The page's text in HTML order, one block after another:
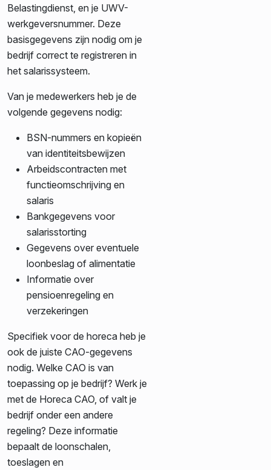
Belastingdienst, en je UWV-
werkgeversnummer. Deze
basisgegevens zijn nodig om je
bedrijf correct te registreren in
het salarissysteem.
Van je medewerkers heb je de
volgende gegevens nodig:
BSN-nummers en kopieën
van identiteitsbewijzen
Arbeidscontracten met
functieomschrijving en
salaris
Bankgegevens voor
salarisstorting
Gegevens over eventuele
loonbeslag of alimentatie
Informatie over
pensioenregeling en
verzekeringen
Specifiek voor de horeca heb je
ook de juiste CAO-gegevens
nodig. Welke CAO is van
toepassing op je bedrijf? Werk je
met de Horeca CAO, of valt je
bedrijf onder een andere
regeling? Deze informatie
bepaalt de loonschalen,
toeslagen en